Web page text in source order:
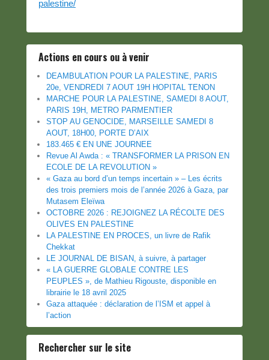
palestine/
Actions en cours ou à venir
DEAMBULATION POUR LA PALESTINE, PARIS
20e, VENDREDI 7 AOUT 19H HOPITAL TENON
MARCHE POUR LA PALESTINE, SAMEDI 8 AOUT,
PARIS 19H, METRO PARMENTIER
STOP AU GENOCIDE, MARSEILLE SAMEDI 8
AOUT, 18H00, PORTE D’AIX
183.465 € EN UNE JOURNEE
Revue Al Awda : « TRANSFORMER LA PRISON EN
ECOLE DE LA REVOLUTION »
« Gaza au bord d’un temps incertain » – Les écrits
des trois premiers mois de l’année 2026 à Gaza, par
Mutasem Eleïwa
OCTOBRE 2026 : REJOIGNEZ LA RÉCOLTE DES
OLIVES EN PALESTINE
LA PALESTINE EN PROCES, un livre de Rafik
Chekkat
LE JOURNAL DE BISAN, à suivre, à partager
« LA GUERRE GLOBALE CONTRE LES
PEUPLES », de Mathieu Rigouste, disponible en
librairie le 18 avril 2025
Gaza attaquée : déclaration de l’ISM et appel à
l’action
Rechercher sur le site